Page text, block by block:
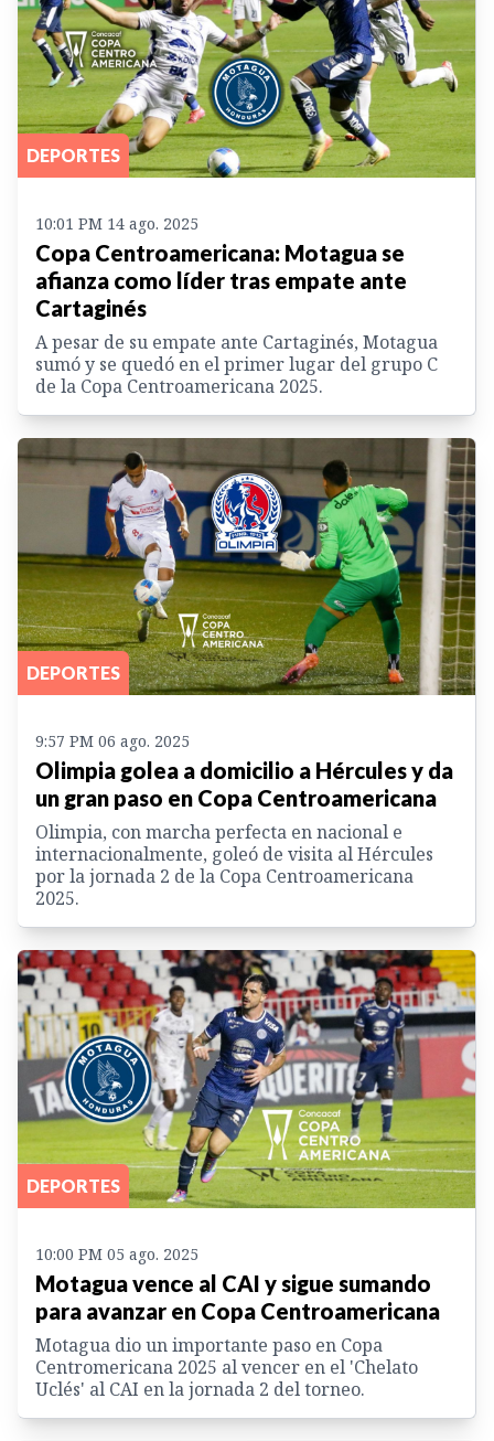
DEPORTES
10:01 PM 14 ago. 2025
Copa Centroamericana: Motagua se
afianza como líder tras empate ante
Cartaginés
A pesar de su empate ante Cartaginés, Motagua
sumó y se quedó en el primer lugar del grupo C
de la Copa Centroamericana 2025.
DEPORTES
9:57 PM 06 ago. 2025
Olimpia golea a domicilio a Hércules y da
un gran paso en Copa Centroamericana
Olimpia, con marcha perfecta en nacional e
internacionalmente, goleó de visita al Hércules
por la jornada 2 de la Copa Centroamericana
2025.
DEPORTES
10:00 PM 05 ago. 2025
Motagua vence al CAI y sigue sumando
para avanzar en Copa Centroamericana
Motagua dio un importante paso en Copa
Centromericana 2025 al vencer en el 'Chelato
Uclés' al CAI en la jornada 2 del torneo.